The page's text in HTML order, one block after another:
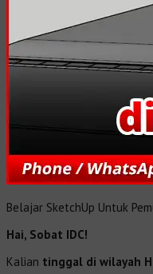
Belajar SketchUp Untuk
Hai, Sobat IDC!
Kalian tinggal di wilayah